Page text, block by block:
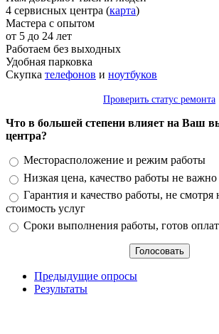
4 сервисных центра (карта)
Мастера с опытом
от 5 до 24 лет
Работаем без выходных
Удобная парковка
Скупка телефонов и ноутбуков
Проверить статус ремонта
Что в большей степени влияет на Ваш
центра?
Варианты
Месторасположение и режим работы
Низкая цена, качество работы не важно
Гарантия и качество работы, не
стоимость услуг
Сроки выполнения работы, готов
Предыдущие опросы
Результаты